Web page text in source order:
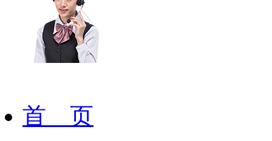
首 页